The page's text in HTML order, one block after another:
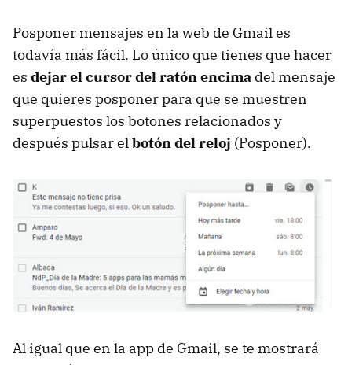
Posponer mensajes en la web de Gmail es
todavía más fácil. Lo único que tienes que hacer
es dejar el cursor del ratón encima del mensaje
que quieres posponer para que se muestren
superpuestos los botones relacionados y
después pulsar elbotón del reloj (Posponer).
Al igual que en la app de Gmail, se te mostrará